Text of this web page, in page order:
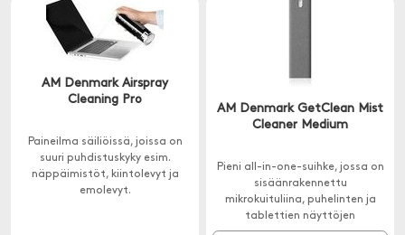
AM Denmark Airspray
Cleaning Pro
Paineilma säiliöissä, joissa on
suuri puhdistuskyky esim.
näppäimistöt, kiintolevyt ja
emolevyt.
AM Denmark GetClean Mist
Cleaner Medium
Pieni all-in-one-suihke, jossa on
sisäänrakennettu
mikrokuituliina, puhelinten ja
tablettien näyttöjen
puhdistamiseen. 37,5 ml.